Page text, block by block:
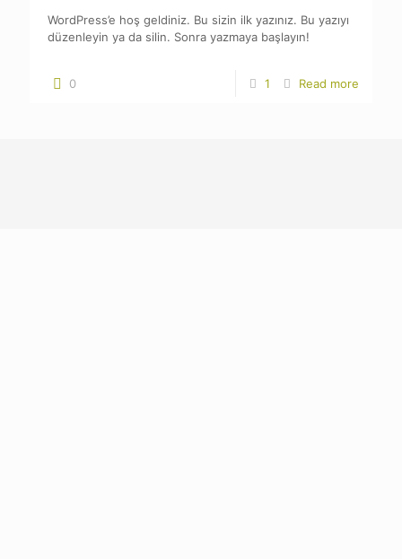
WordPress’e hoş geldiniz. Bu sizin ilk yazınız. Bu yazıyı
düzenleyin ya da silin. Sonra yazmaya başlayın!
0 1 Read more